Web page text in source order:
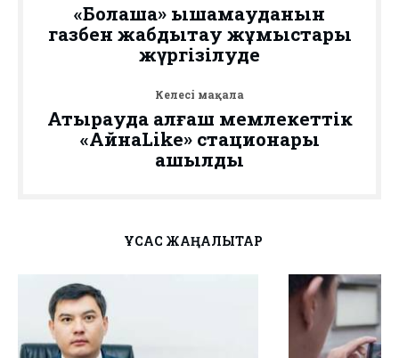
«Болашақ» ықшамауданын
газбен жабдықтау жұмыстары
жүргізілуде
Келесі мақала
Атырауда алғаш мемлекеттік
«АйнаLike» стационары
ашылды
ҰҚСАС ЖАҢАЛЫҚТАР